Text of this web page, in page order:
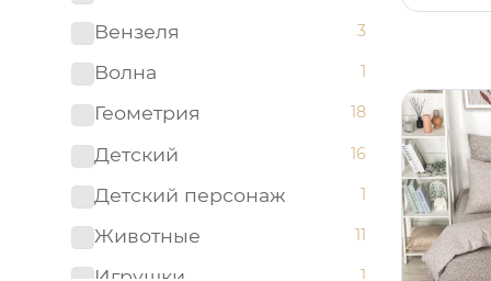
Оливковый
Оранжевый
Розовый
Светло-бирюзовый
Серый
Синий
Сиреневый
Вензеля 3
Волна 1
Геометрия 18
Детский 16
Детский персонаж 1
Животные 11
Игрушки 1